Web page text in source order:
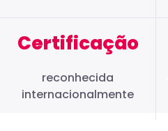
Certificação
reconhecida
internacionalmente